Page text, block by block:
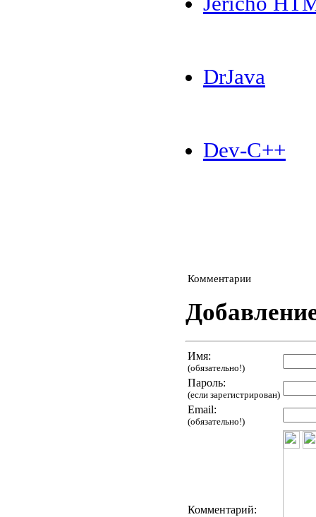
DrJava
Dev-C++
Комментарии
Имя:
(обязательно!)
Пароль:
(если зарегистрирован)
Email:
(обязательно!)
Комментарий: